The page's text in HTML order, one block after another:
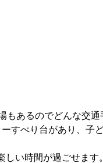
あるのでどんな交
すべり台があり、
しい時間が過ごせます